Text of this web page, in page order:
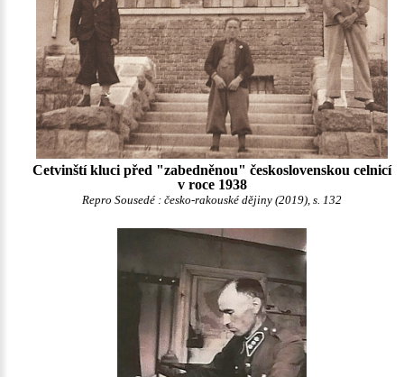
Cetvinští kluci před "zabedněnou" československou celnicí
v roce 1938
Repro Sousedé : česko-rakouské dějiny (2019), s. 132